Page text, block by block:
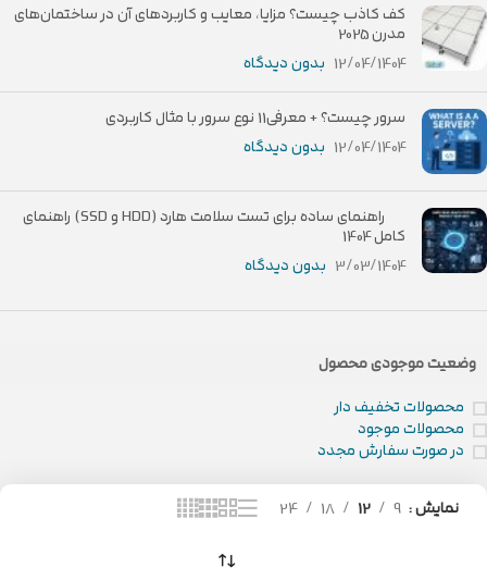
کف کاذب چیست؟ مزایا، معایب و کاربردهای آن در ساختمان‌های
مدرن 2025
12/04/1404 بدون دیدگاه
سرور چیست؟ + معرفی11 نوع سرور با مثال کاربردی
12/04/1404 بدون دیدگاه
راهنمای ساده برای تست سلامت هارد (HDD و SSD) راهنمای
کامل 1404
3/03/1404 بدون دیدگاه
وضعیت موجودی محصول
محصولات تخفیف دار
محصولات موجود
در صورت سفارش مجدد
نمایش 9
12
18
24